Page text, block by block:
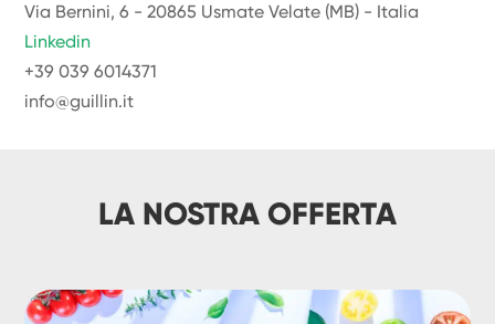
Via Bernini, 6 - 20865 Usmate Velate (MB) - Italia
Linkedin
+39 039 6014371
info@guillin.it
LA NOSTRA OFFERTA